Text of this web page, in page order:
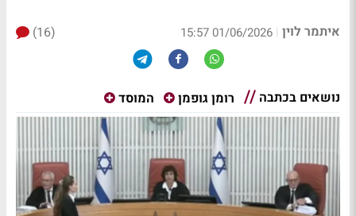
איתמר לוין |
01/06/2026 15:57
(16)
נושאים בכתבה רומן גופמן המוסד